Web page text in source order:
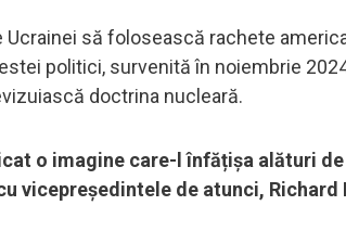
să folosească rachete
politici, survenită în noiembrie
doctrina nucleară.
o imagine care-l înfățișa alături
vicepreședintele de atunci, Richard